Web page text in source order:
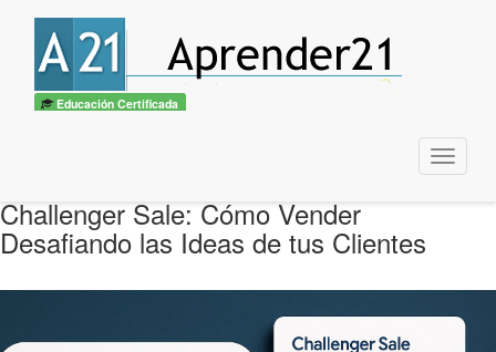
Educación Certificada
Menu
Challenger Sale: Cómo Vender
Desafiando las Ideas de tus Clientes